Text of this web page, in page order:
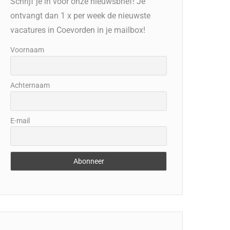
ontvangt dan 1 x per week de nieuwste
vacatures in Coevorden in je mailbox!
Voornaam
Achternaam
E-mail